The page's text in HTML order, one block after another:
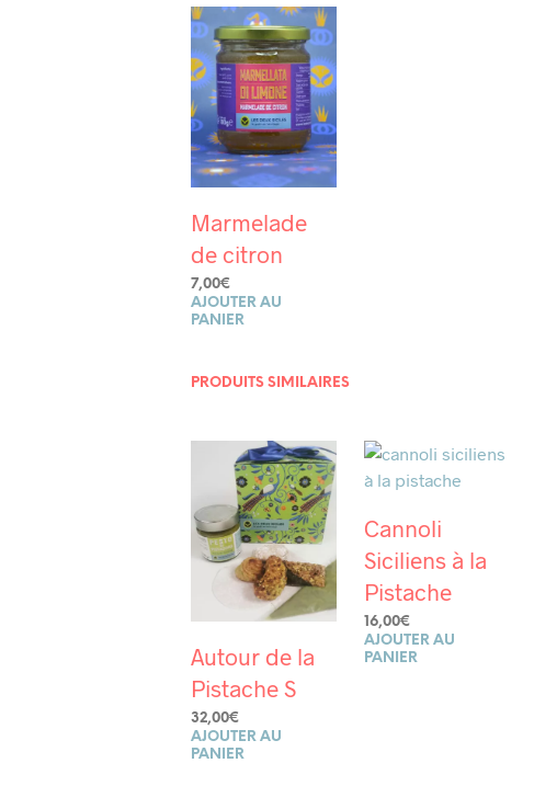
Marmelade
de citron
7,00€
AJOUTER AU
PANIER
PRODUITS SIMILAIRES
Autour de la
Pistache S
32,00€
AJOUTER AU
PANIER
Cannoli
Siciliens à la
Pistache
16,00€
AJOUTER AU
PANIER